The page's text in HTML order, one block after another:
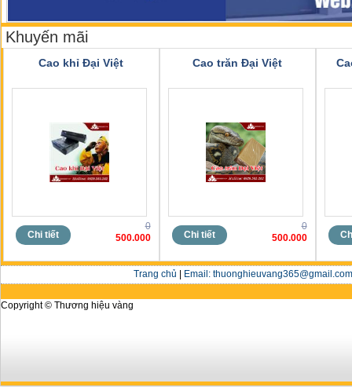
Khuyến mãi
Cao khỉ Đại Việt
Chi tiết
0
500.000
Cao trăn Đại Việt
Chi tiết
0
500.000
Trang chủ Email:
Copyright © Thương hiệu vàng